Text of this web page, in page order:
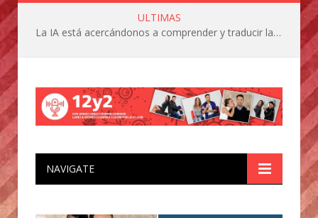
ULTIMAS
La IA está acercándonos a comprender y traducir las vocalizaciones y comportamientos de nuestras mascotas
NAVIGATE